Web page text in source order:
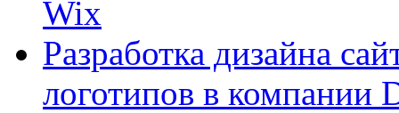
Wix
Разработка дизайна
логотипов в компании